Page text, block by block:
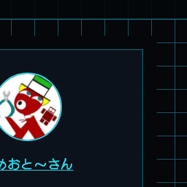
おと～さん
1/60 イングラム リアクティブアーマ